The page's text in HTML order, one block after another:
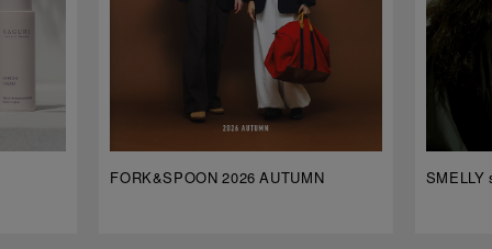
FORK&SPOON 2026 AUTUMN SMELLY